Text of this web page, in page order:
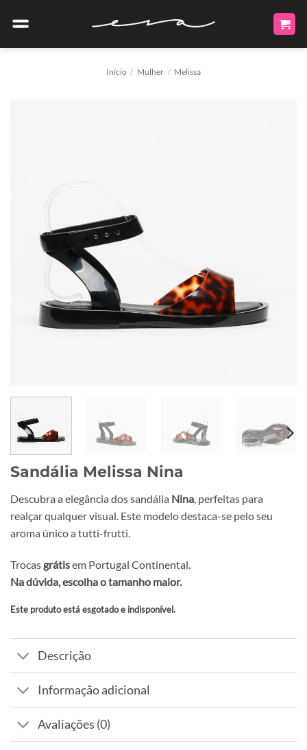
Início / Mulher / Melissa
Sandália Melissa Nina
Descubra a elegância dos sandália Nina, perfeitas para
realçar qualquer visual. Este modelo destaca-se pelo seu
aroma único a tutti-frutti.
Trocas grátisem Portugal Continental.
Na dúvida, escolha o tamanho maior.
Este produto está esgotado e indisponível.
Alternative:
Descrição
Informação adicional
Avaliações (0)